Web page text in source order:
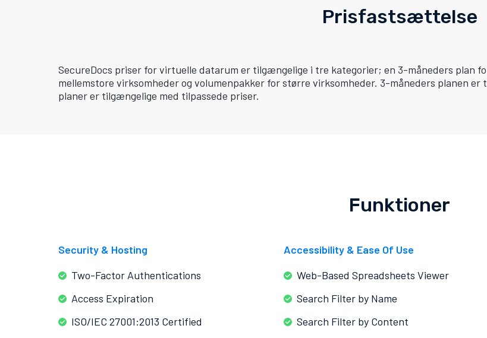
Prisfastsættelse
SecureDocs priser for virtuelle datarum er tilgængelige i tre kategorier; en 3-måneders plan
mellemstore virksomheder og volumenpakker for større virksomheder. 3-måneders planen
planer er tilgængelige med tilpassede priser.
Funktioner
Security & Hosting
Two-Factor Authentications
Access Expiration
ISO/IEC 27001:2013 Certified
Accessibility & Ease Of Use
Web-Based Spreadsheets Viewer
Search Filter by Name
Search Filter by Content